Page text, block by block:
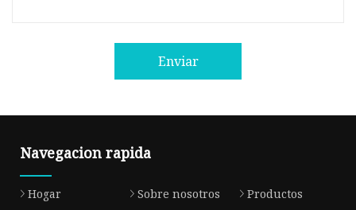
Enviar
Navegacion rapida
Hogar Sobre nosotros
Productos